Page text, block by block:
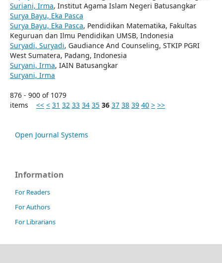
Suriani, Irma, Institut Agama Islam Negeri Batusangkar
Surya Bayu, Eka Pasca
Surya Bayu, Eka Pasca, Pendidikan Matematika, Fakultas
Keguruan dan Ilmu Pendidikan UMSB, Indonesia
Suryadi, Suryadi, Gaudiance And Counseling, STKIP PGRI
West Sumatera, Padang, Indonesia
Suryani, Irma, IAIN Batusangkar
Suryani, Irma
876 - 900 of 1079
items << < 31 32 33 34 35 36 37 38 39 40 > >>
Open Journal Systems
Information
For Readers
For Authors
For Librarians